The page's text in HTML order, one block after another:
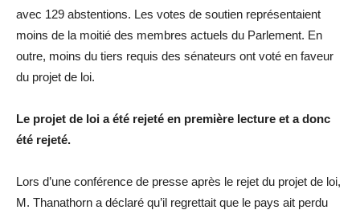
avec 129 abstentions. Les votes de soutien représentaient
moins de la moitié des membres actuels du Parlement. En
outre, moins du tiers requis des sénateurs ont voté en faveur
du projet de loi.
Le projet de loi a été rejeté en première lecture et a donc
été rejeté.
Lors d’une conférence de presse après le rejet du projet de loi,
M. Thanathorn a déclaré qu’il regrettait que le pays ait perdu